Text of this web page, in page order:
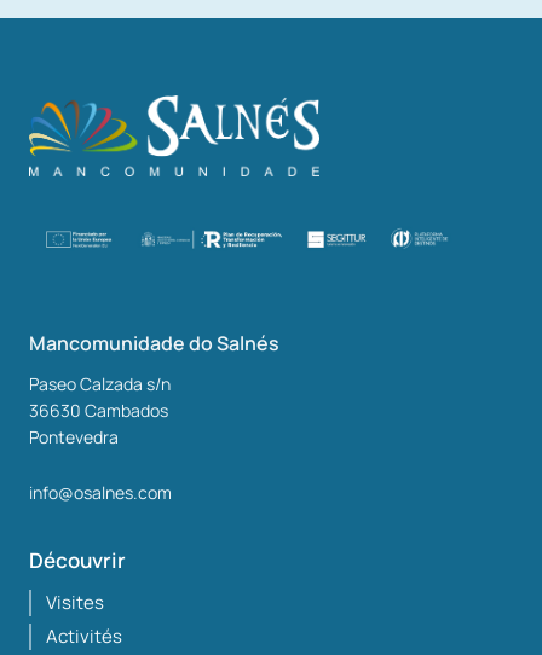
Mancomunidade do Salnés
Paseo Calzada s/n
36630 Cambados
Pontevedra
info@osalnes.com
Découvrir
Visites
Activités